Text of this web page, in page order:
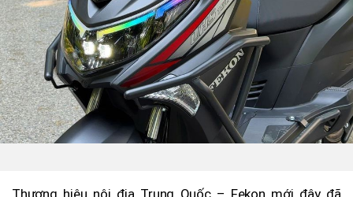
Thương hiệu nội địa Trung Quốc – Fekon mới đây đã